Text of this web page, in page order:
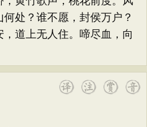
处？谁不愿，封侯万户？
道上无人住。啼尽血，向